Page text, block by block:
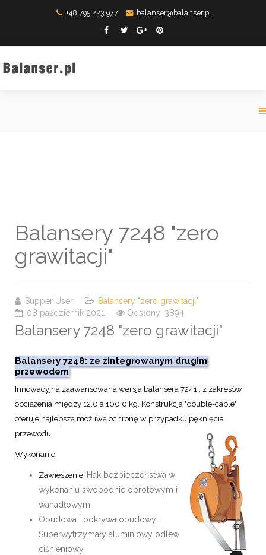
+48 795 223 977 balanser@balanser.pl
Balansery 7248 "zero
grawitacji"
Supper User
Balansery "zero grawitacji"
08 październik 2021
Odsłony: 3894
Balansery 7248 "zero grawitacji"
Balansery 7248: ze zintegrowanym drugim
przewodem
Innowacyjna zaawansowana wersja balansera 7241 , z zakresów
obciążenia między 12,0 a 100,0 kg. Konstrukcja "double-cable"
oferuje najlepszą możliwą ochronę w przypadku pęknięcia
przewodu.
Wykonanie:
Zawieszenie: Hak bezpieczeństwa w
wykonaniu swobodnie obrotowym i
wahadłowym
Obudowa i pokrywa obudowy:
Superwytrzymały aluminiowy odlew
ciśnieniowy